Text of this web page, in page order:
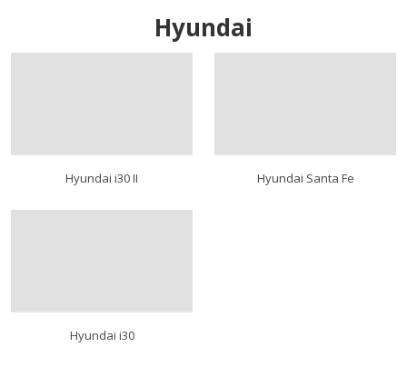
Hyundai
Hyundai i30 II Hyundai Santa Fe
Hyundai i30